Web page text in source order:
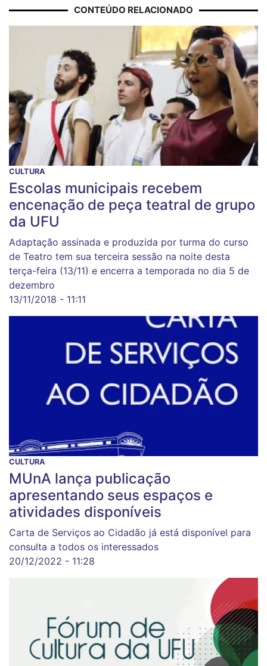
CONTEÚDO RELACIONADO
CULTURA
Escolas municipais recebem
encenação de peça teatral de grupo
da UFU
Adaptação assinada e produzida por turma do curso
de Teatro tem sua terceira sessão na noite desta
terça-feira (13/11) e encerra a temporada no dia 5 de
dezembro
13/11/2018 - 11:11
CULTURA
MUnA lança publicação
apresentando seus espaços e
atividades disponíveis
Carta de Serviços ao Cidadão já está disponível para
consulta a todos os interessados
20/12/2022 - 11:28